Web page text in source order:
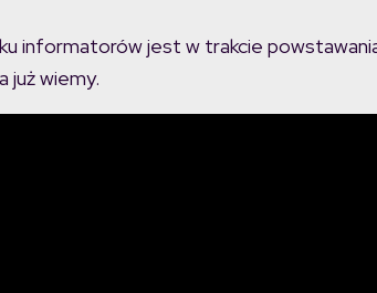
informatorów jest w trakcie
już wiemy.